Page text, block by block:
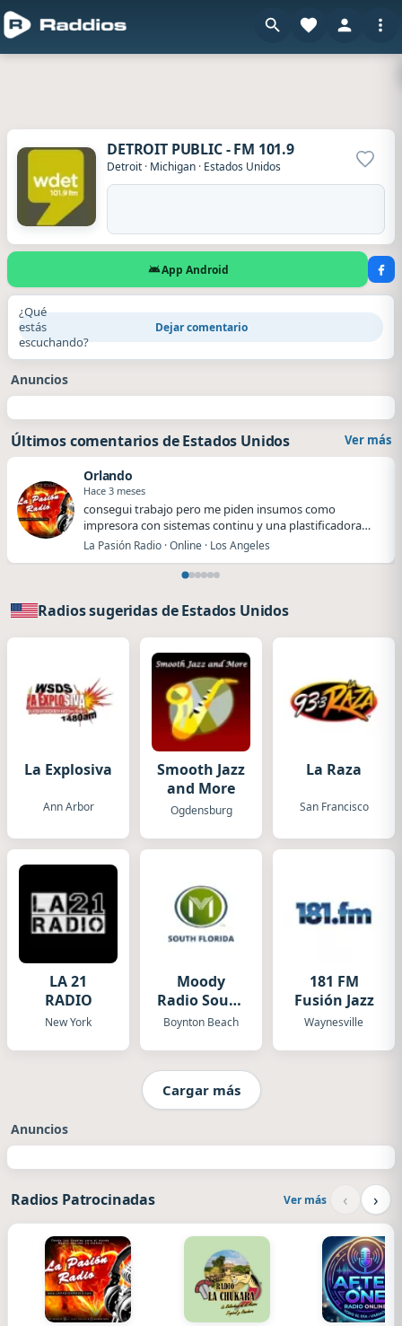
DETROIT PUBLIC - FM 101.9
Detroit · Michigan · Estados Unidos
App Android
¿Qué
estás
escuchando?
Dejar comentario
Anuncios
Últimos comentarios de Estados Unidos Ver más
Orlando
Hace 3 meses
​​consegui trabajo pero me piden insumos como
impresora con sistemas continu y una plastificadora
me…
La Pasión Radio · Online · Los Angeles
Radios sugeridas de Estados Unidos
La Explosiva
Ann Arbor
Smooth Jazz
and More
Ogdensburg
La Raza
San Francisco
LA 21
RADIO
New York
Moody
Radio South
Florida
Boynton Beach
181 FM
Fusión Jazz
Waynesville
Cargar más
Anuncios
Radios Patrocinadas Ver más ‹ ›